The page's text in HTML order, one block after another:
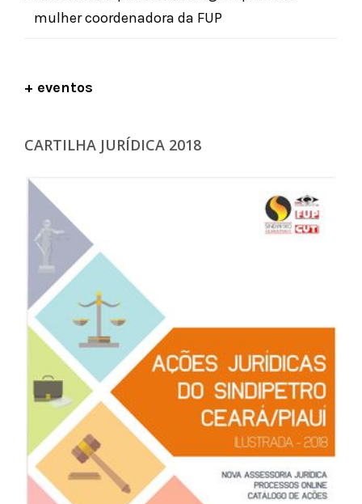
mulher coordenadora da FUP
+ eventos
CARTILHA JURÍDICA 2018